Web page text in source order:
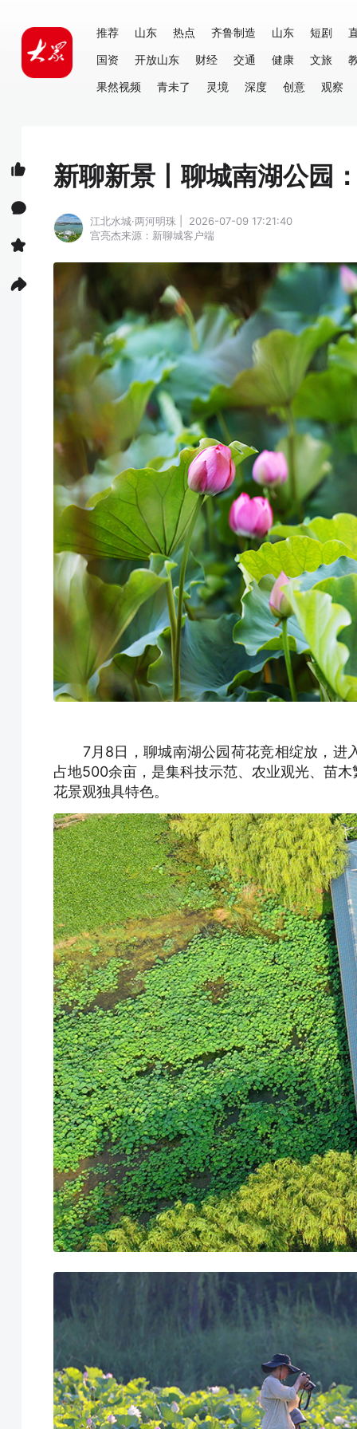
推荐 山东 热点 齐鲁制造 山东 短剧
国资
开放山东 财经 交通 健康 文旅
果然视频
青未了 灵境 深度 创意 观察
新聊新景丨聊城南湖公园
江北水城·两河明珠 | 2026-07-09 17:21:40
宫亮杰来源：新聊城客户端
7月8日，聊城南湖公园荷花竞相绽放，进
占地500余亩，是集科技示范、农业观光、苗
花景观独具特色。